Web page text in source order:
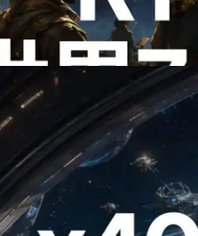
APIも公開